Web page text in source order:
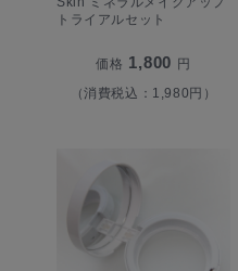
トライアルセット
価格 1,800 円
（消費税込：1,980円）